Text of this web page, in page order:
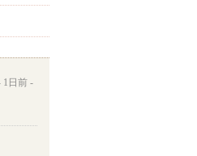
1日前